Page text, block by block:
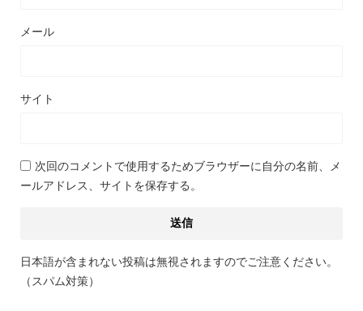
メール
サイト
次回のコメントで使用するためブラウザーに自分の名前、メ
ールアドレス、サイトを保存する。
日本語が含まれない投稿は無視されますのでご注意ください。
（スパム対策）